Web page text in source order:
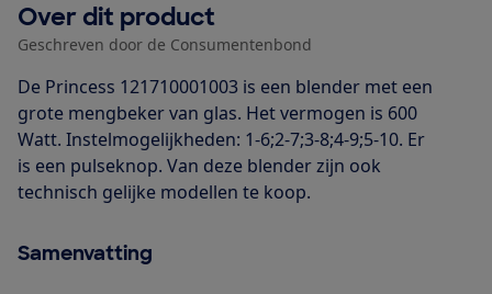
Over dit product
Geschreven door de Consumentenbond
De Princess 121710001003 is een blender met een
grote mengbeker van glas. Het vermogen is 600
Watt. Instelmogelijkheden: 1-6;2-7;3-8;4-9;5-10. Er
is een pulseknop. Van deze blender zijn ook
technisch gelijke modellen te koop.
Samenvatting